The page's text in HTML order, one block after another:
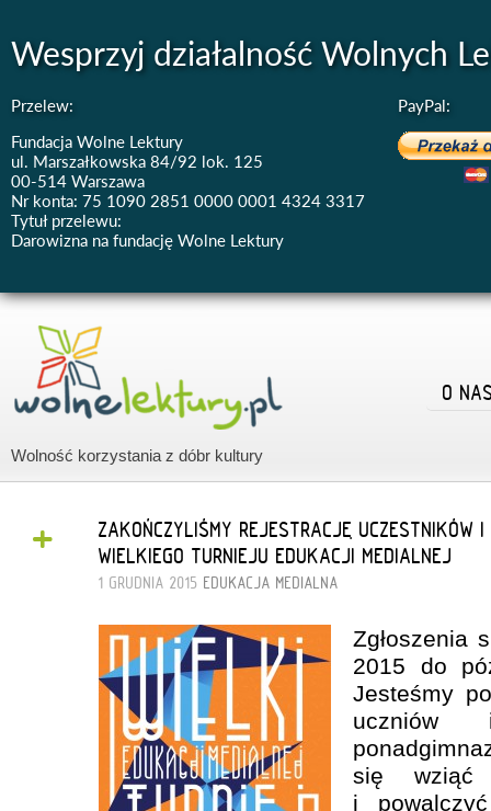
Wesprzyj działalność Wolnych
Przelew:
Fundacja Wolne Lektury
ul. Marszałkowska 84/92 lok. 125
00-514 Warszawa
Nr konta: 75 1090 2851 0000 0001 4324 3317
Tytuł przelewu:
Darowizna na fundację Wolne Lektury
PayPal:
Wolność korzystania z dóbr kultury
O
+
ZAKOŃCZYLIŚMY REJESTRACJĘ UCZESTNIKÓW
WIELKIEGO TURNIEJU EDUKACJI MEDIALNEJ
1 GRUDNIA 2015 EDUKACJA MEDIALNA
Zgłoszenia
2015 do
Jesteśmy
uczniów
się wziąć
i